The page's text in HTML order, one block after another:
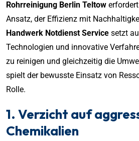
Rohrreinigung Berlin Teltow
Ansatz, der Effizienz mit
Handwerk Notdienst Service setzt
Technologien und innovative
zu reinigen und gleichzeitig die
spielt der bewusste Einsatz von
Rolle.
1. Verzicht auf
Chemikalien